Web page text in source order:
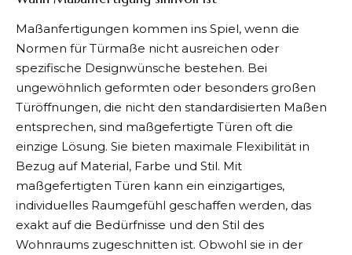
Maßanfertigungen kommen ins Spiel, wenn die
Normen für Türmaße nicht ausreichen oder
spezifische Designwünsche bestehen. Bei
ungewöhnlich geformten oder besonders großen
Türöffnungen, die nicht den standardisierten Maßen
entsprechen, sind maßgefertigte Türen oft die
einzige Lösung. Sie bieten maximale Flexibilität in
Bezug auf Material, Farbe und Stil. Mit
maßgefertigten Türen kann ein einzigartiges,
individuelles Raumgefühl geschaffen werden, das
exakt auf die Bedürfnisse und den Stil des
Wohnraums zugeschnitten ist. Obwohl sie in der